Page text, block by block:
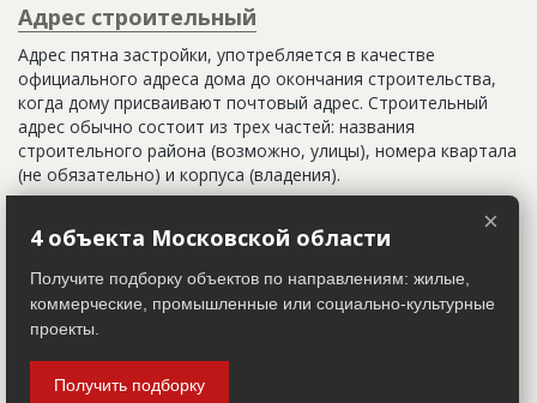
Адрес строительный
Адрес пятна застройки, употребляется в качестве
официального адреса дома до окончания строительства,
когда дому присваивают почтовый адрес. Строительный
адрес обычно состоит из трех частей: названия
строительного района (возможно, улицы), номера квартала
(не обязательно) и корпуса (владения).
Настоящим строительным адресом можно считать адрес,
указанный в правоустанавливающих документах. Иногда
строительные организации делают свои добавления
(например, вторая очередь). В официальных документах
должен присутствовать официальный строительный адрес,
а все остальное - это уточнения типа "шестикомнатная
квартира с большой кладовой", которые годятся только
для переговоров.
×
4 объекта Московской области
Получите подборку объектов по направлениям: жилые,
коммерческие, промышленные или социально-культурные
проекты.
Получить подборку